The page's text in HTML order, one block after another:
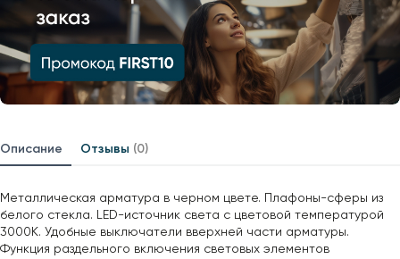
Описание Отзывы (0)
Металлическая арматура в черном цвете. Плафоны-сферы из
белого стекла. LED-источник света с цветовой температурой
3000К. Удобные выключатели вверхней части арматуры.
Функция раздельного включения световых элементов